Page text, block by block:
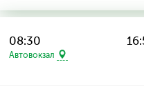
08:30
Автовокзал